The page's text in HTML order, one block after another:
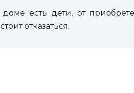
доме есть дети, от
отказаться.